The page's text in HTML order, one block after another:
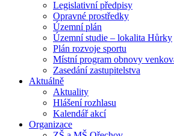
Legislativní předpisy
Opravné prostředky
Územní plán
Územní studie – lokalita Hůrky
Plán rozvoje sportu
Místní program obnovy
Zasedání zastupitelstva
Aktuálně
Aktuality
Hlášení rozhlasu
Kalendář akcí
Organizace